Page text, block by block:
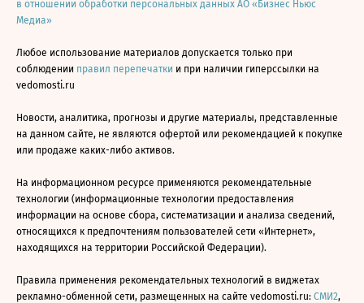
в отношении обработки персональных данных АО «Бизнес Ньюс
Медиа»
Любое использование материалов допускается только при
соблюдении правил перепечатки и при наличии гиперссылки на
vedomosti.ru
Новости, аналитика, прогнозы и другие материалы, представленные
на данном сайте, не являются офертой или рекомендацией к покупке
или продаже каких-либо активов.
На информационном ресурсе применяются рекомендательные
технологии (информационные технологии предоставления
информации на основе сбора, систематизации и анализа сведений,
относящихся к предпочтениям пользователей сети «Интернет»,
находящихся на территории Российской Федерации).
Правила применения рекомендательных технологий в виджетах
рекламно-обменной сети, размещенных на сайте vedomosti.ru: СМИ2,